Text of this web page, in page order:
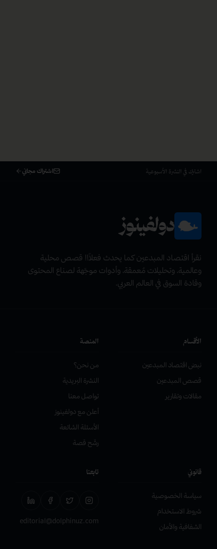
اشترك في النشرة الأسبوعية اشتراك مجاني
دولفينوز
نقرأ اقتصاد المبدعين كما يحدث فعلاً!! قصص محلية
وعالمية، وتحليلات مٌعمقة، وأدوات موجّهة لصناع المحتوى
وقادة السوق في العالم العربي.
الأقسام
نبض اقتصاد المبدعين
قصص المبدعين
مقالات وتقارير
المنصة
من نحن؟
النشرة البريدية
تواصل معنا
أعلن مع دولفينوز
الأسئلة الشائعة
رشّح قصة
قانوني
سياسة الخصوصية
شروط الاستخدام
الشفافية والأمان
تابعنا
editorial@dolphinuz.com